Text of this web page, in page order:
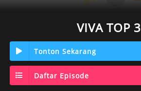
VIVA TOP 3
Tonton Sekarang
Daftar Episode